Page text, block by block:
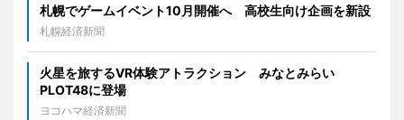
札幌でゲームイベント10月開催へ 高校生向け企画を新設
札幌経済新聞
火星を旅するVR体験アトラクション みなとみらい
PLOT48に登場
ヨコハマ経済新聞